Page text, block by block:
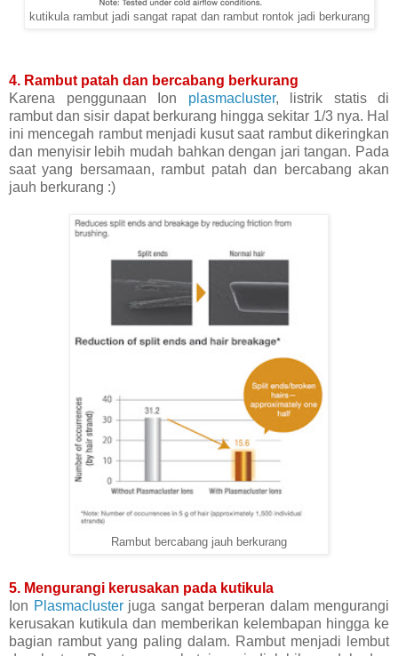
kutikula rambut jadi sangat rapat dan rambut rontok jadi berkurang
4. Rambut patah dan bercabang berkurang
Karena penggunaan Ion plasmacluster, listrik statis di
rambut dan sisir dapat berkurang hingga sekitar 1/3 nya. Hal
ini mencegah rambut menjadi kusut saat rambut dikeringkan
dan menyisir lebih mudah bahkan dengan jari tangan. Pada
saat yang bersamaan, rambut patah dan bercabang akan
jauh berkurang :)
Rambut bercabang jauh berkurang
5. Mengurangi kerusakan pada kutikula
Ion Plasmaclusterjuga sangat berperan dalam mengurangi
kerusakan kutikula dan memberikan kelembapan hingga ke
bagian rambut yang paling dalam. Rambut menjadi lembut